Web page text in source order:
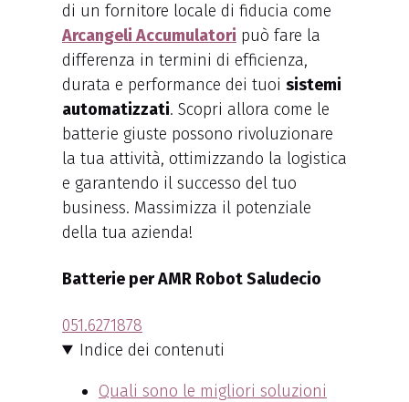
di un fornitore locale di fiducia come
Arcangeli Accumulatori può fare la
differenza in termini di efficienza,
durata e performance dei tuoi sistemi
automatizzati. Scopri allora come le
batterie giuste possono rivoluzionare
la tua attività, ottimizzando la logistica
e garantendo il successo del tuo
business. Massimizza il potenziale
della tua azienda!
Batterie per AMR Robot Saludecio
051.6271878
Indice dei contenuti
Quali sono le migliori soluzioni